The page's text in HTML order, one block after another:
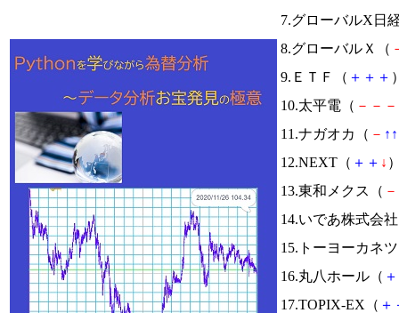
7.グローバルX日
8.グローバルＸ（
9.ＥＴＦ（ ＋ ＋ ＋
10.太平電（ － － －
11.ナガオカ（ － ↑ ↑
12.NEXT（ ＋ ＋ ↓
13.東和メクス（ －
14.いであ株式会
15.トーヨーカネ
16.丸八ホール（ ＋
17.TOPIX-EX（ ＋